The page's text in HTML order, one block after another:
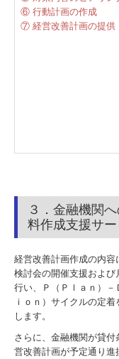
⑥ 行動計画の作成
⑦ 経営改善計画の提供
３．金融機関
料作成支援サ
経営改善計画作成の内
検討会の開催支援およ
行い、Ｐ（Ｐｌａｎ）－
ｉｏｎ）サイクルの定
します。
さらに、金融機関が貸
営改善計画が予定通り